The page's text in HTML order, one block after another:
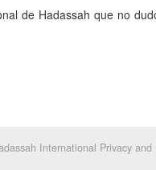
de Hadassah que no
International Privacy